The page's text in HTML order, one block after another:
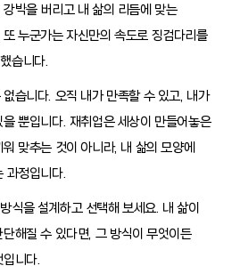
박을 버리고 내 삶의 리듬에 맞는
누군가는 자신만의 속도로 징검다리를
습니다.
습니다. 오직 내가 만족할 수 있고, 내가
뿐입니다. 재취업은 세상이 만들어놓은
맞추는 것이 아니라, 내 삶의 모양에
과정입니다.
식을 설계하고 선택해 보세요. 내 삶이
해질 수 있다면, 그 방식이 무엇이든
니다.